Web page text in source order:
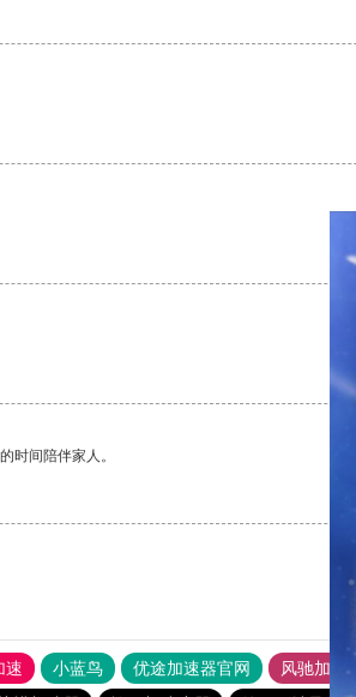
时间陪伴家人。
速 小蓝鸟 优途加速器官网 风驰加速器